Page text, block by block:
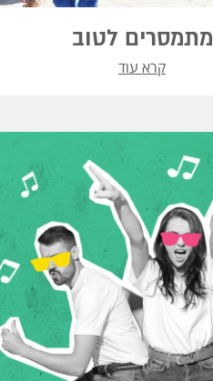
מתמסרים לטוב
קרא עוד